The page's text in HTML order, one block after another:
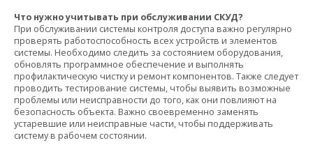
Что нужно учитывать при обслуживании СКУД?
При обслуживании системы контроля доступа важно регулярно
проверять работоспособность всех устройств и элементов
системы. Необходимо следить за состоянием оборудования,
обновлять программное обеспечение и выполнять
профилактическую чистку и ремонт компонентов. Также следует
проводить тестирование системы, чтобы выявить возможные
проблемы или неисправности до того, как они повлияют на
безопасность объекта. Важно своевременно заменять
устаревшие или неисправные части, чтобы поддерживать
систему в рабочем состоянии.